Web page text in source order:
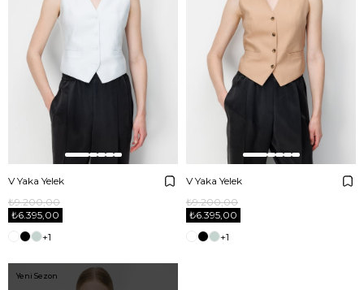
V Yaka Yelek
₺6.395,00
₺9.200,00
+1
V Yaka Yelek
₺6.395,00
₺9.200,00
+1
Yeni Sezon